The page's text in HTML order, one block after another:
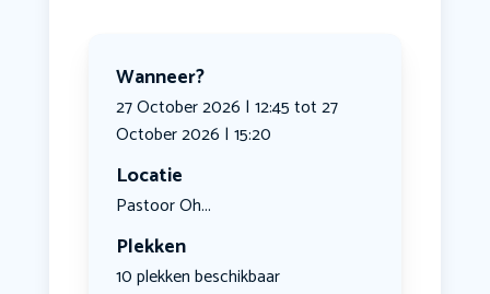
Wanneer?
27 October 2026 | 12:45 tot 27
October 2026 | 15:20
Locatie
Pastoor Oh...
Plekken
10 plekken beschikbaar